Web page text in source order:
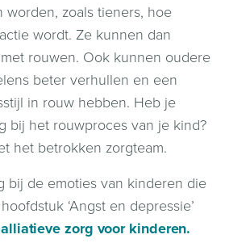
zoals tieners, hoe
wordt. Ze kunnen dan
rouwen. Ook kunnen oudere
beter verhullen en een
in rouw hebben. Heb je
bij het rouwproces van je kind?
het betrokken zorgteam.
bij de emoties van kinderen die
‘Angst en depressie’
zorg voor kinderen.